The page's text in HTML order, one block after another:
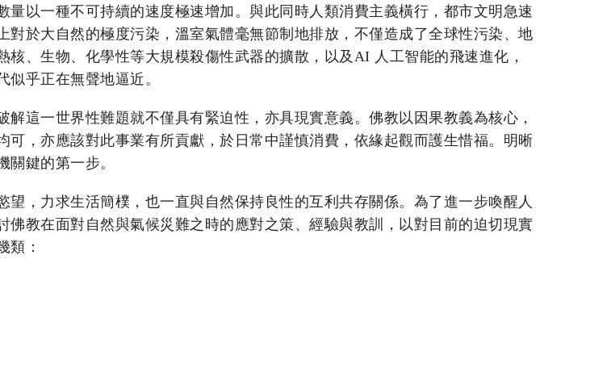
以一種不可持續的速度極速增加。與此同時人類消費主義橫行，都市文明急速
於大自然的極度污染，溫室氣體毫無節制地排放，不僅造成了全球性污染、地
、生物、化學性等大規模殺傷性武器的擴散，以及AI 人工智能的飛速進化，
乎正在無聲地逼近。
這一世界性難題就不僅具有緊迫性，亦具現實意義。佛教以因果教義為核心，
，亦應該對此事業有所貢獻，於日常中謹慎消費，依緣起觀而護生惜福。明晰
鍵的第一步。
，力求生活簡樸，也一直與自然保持良性的互利共存關係。為了進一步喚醒人
教在面對自然與氣候災難之時的應對之策、經驗與教訓，以對目前的迫切現實
類：